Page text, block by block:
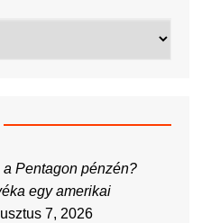
Pentagon pénzén?
egy amerikai
7, 2026